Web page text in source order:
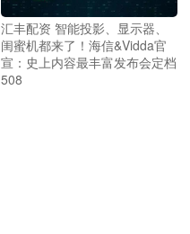
汇丰配资 智能投影、显示器、
闺蜜机都来了！海信&Vidda官
宣：史上内容最丰富发布会定档
508